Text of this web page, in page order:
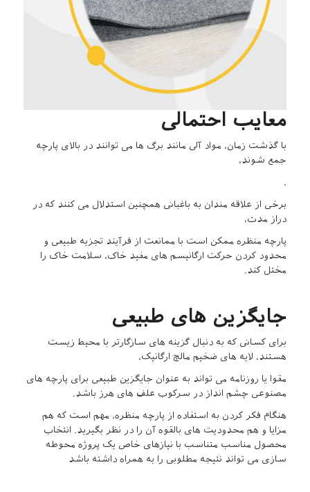
معایب احتمالی
با گذشت زمان، مواد آلی مانند برگ ها می توانند در بالای پارچه
جمع شوند،
.
برخی از علاقه مندان به باغبانی همچنین استدلال می کنند که در
دراز مدت،
پارچه منظره ممکن است با ممانعت از فرآیند تجزیه طبیعی و
محدود کردن حرکت ارگانیسم های مفید خاک، سلامت خاک را
مختل کند.
جایگزین های طبیعی
برای کسانی که به دنبال گزینه های سازگارتر با محیط زیست
هستند، لایه های ضخیم مالچ ارگانیک،
مقوا یا روزنامه می تواند به عنوان جایگزین طبیعی برای پارچه های
مصنوعی چشم انداز در سرکوب علف های هرز باشد.
هنگام فکر کردن به استفاده از پارچه منظره، مهم است که هم
مزایا و هم محدودیت های بالقوه آن را در نظر بگیرید. انتخاب
محصول مناسب متناسب با نیازهای خاص یک پروژه محوطه
سازی می تواند نتیجه مطلوبی را به همراه داشته باشد